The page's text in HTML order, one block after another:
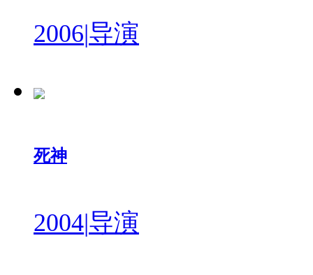
2006|导演
死神
2004|导演